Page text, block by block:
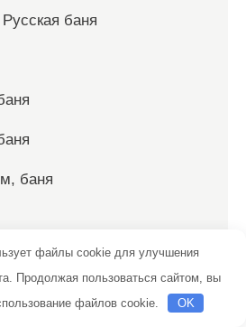
баня
баня
бани файлы cookie для улучшения
Продолжая пользоваться сайтом, вы
файлов cookie.
OK